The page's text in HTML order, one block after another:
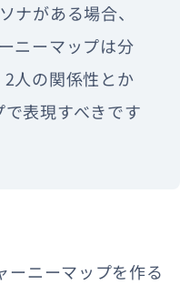
ナがある場合、
ニーマップは分
人の関係性とか
表現すべきです
ーニーマップを作る